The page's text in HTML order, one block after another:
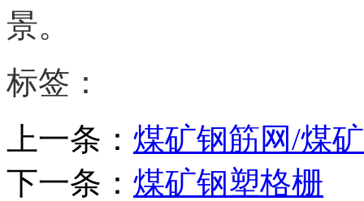
景。
标签：
上一条： 煤矿钢筋网/煤
下一条： 煤矿钢塑格栅